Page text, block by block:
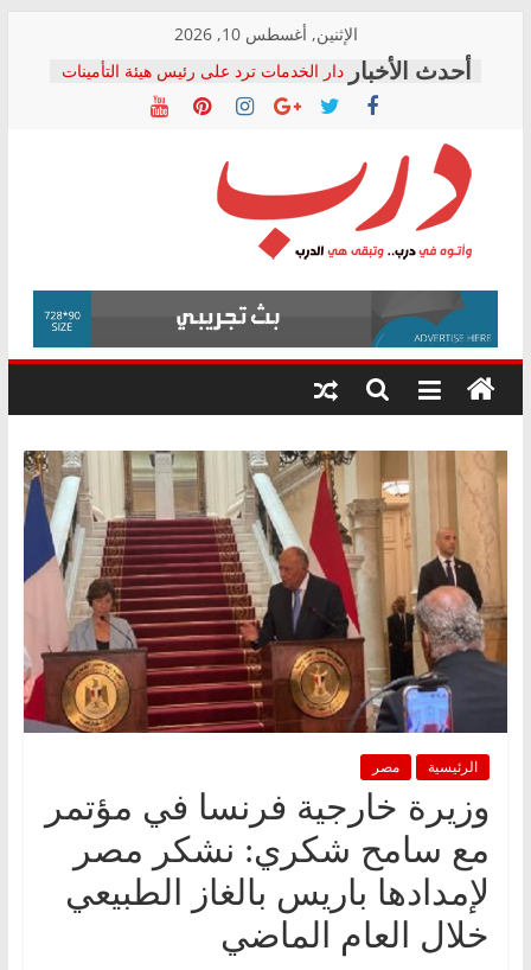
content
الإثنين, أغسطس 10, 2026
دار الخدمات ترد على رئيس هيئة التأمينات
بعد مؤتمره الصحفي: إنكار الأزمة لا ينهي
معاناة أصحاب المعاشات.. ونطالب بكشف
فرحات سليمان يكتب: القطاع الصحي إلى
أين؟
حزب التحالف الشعبي يطلق لجنة “الحق
في الصحة” بالإسكندرية لرصد الانتهاكات
ودعم المرضى
الوزاري لمدينة الصحفيين.. وانتهاء أعمال
إنشاء المبنى الإداري
المجلس القومي لحقوق الإنسان يعلن
متابعة قضية الدكتور محمد زهران.. ويؤكد:
قرينة البراءة وضمانات المحاكمة العادلة
درب
وأتوه
درب..
وتبقى
هي
الرئيسية مصر
وزيرة خارجية فرنسا في مؤتمر
مع سامح شكري: نشكر مصر
لإمدادها باريس بالغاز الطبيعي
خلال العام الماضي